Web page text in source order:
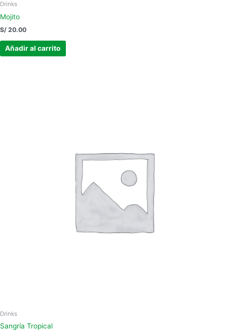
Drinks
Mojito
S/ 20.00
Añadir al carrito
Drinks
Sangría Tropical